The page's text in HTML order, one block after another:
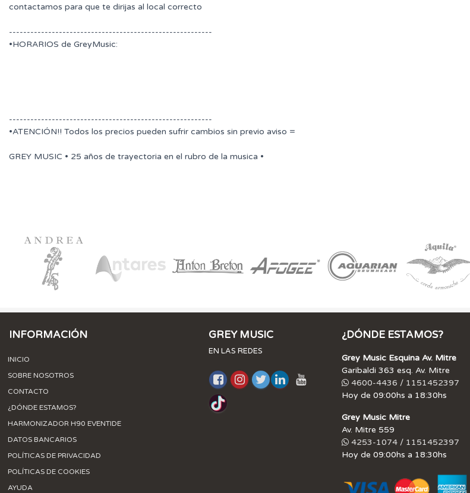
contactamos para que te dirijas al local correcto
---------------------------------------------------------
•HORARIOS de GreyMusic:
---------------------------------------------------------
•ATENCIÓN!! Todos los precios pueden sufrir cambios sin previo aviso =
GREY MUSIC • 25 años de trayectoria en el rubro de la musica •
INFORMACIÓN
INICIO
SOBRE NOSOTROS
CONTACTO
¿DÓNDE ESTAMOS?
HARMONIZADOR H90 EVENTIDE
DATOS BANCARIOS
POLÍTICAS DE PRIVACIDAD
POLÍTICAS DE COOKIES
AYUDA
GREY MUSIC
EN LAS REDES
¿DÓNDE ESTAMOS?
Grey Music Esquina Av. Mitre
Garibaldi 363 esq. Av. Mitre
4600-4436 / 1151452397
Hoy de 09:00hs a 18:30hs
Grey Music Mitre
Av. Mitre 559
4253-1074 / 1151452397
Hoy de 09:00hs a 18:30hs